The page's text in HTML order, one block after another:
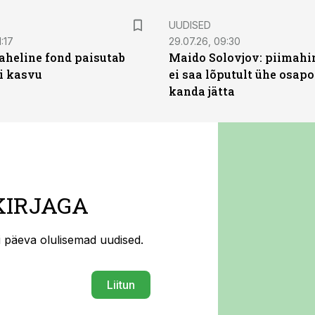
fond paisutab
kasvu
UUDISED
29.07.26, 09:30
Maido Solovjov:
ei saa lõputult ühe
kanda jätta
olulisemad uudised.
Liitun